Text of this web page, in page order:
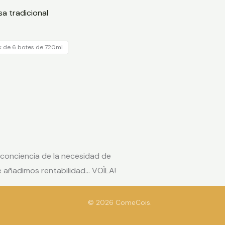
tradicional
de 6 botes de 720ml
de la necesidad de
rentabilidad… VOÌLA!
© 2026 ComeCois.